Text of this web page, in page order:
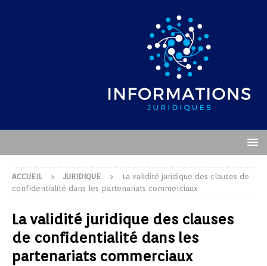
ACCUEIL JURIDIQUE
La validité juridique des clauses de
confidentialité dans les partenariats commerciaux
La validité juridique des clauses
de confidentialité dans les
partenariats commerciaux